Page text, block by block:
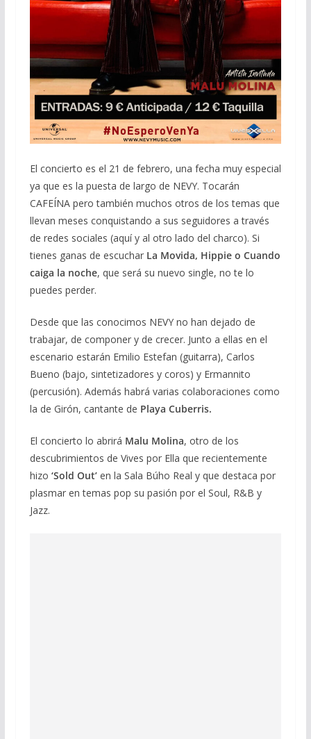
El concierto es el 21 de febrero, una fecha muy especial
ya que es la puesta de largo de NEVY. Tocarán
CAFEÍNA pero también muchos otros de los temas que
llevan meses conquistando a sus seguidores a través
de redes sociales (aquí y al otro lado del charco). Si
tienes ganas de escuchar La Movida, Hippie o Cuando
caiga la noche, que será su nuevo single, no te lo
puedes perder.
Desde que las conocimos NEVY no han dejado de
trabajar, de componer y de crecer. Junto a ellas en el
escenario estarán Emilio Estefan (guitarra), Carlos
Bueno (bajo, sintetizadores y coros) y Ermannito
(percusión). Además habrá varias colaboraciones como
la de Girón, cantante de Playa Cuberris.
El concierto lo abrirá Malu Molina, otro de los
descubrimientos de Vives por Ella que recientemente
hizo ‘Sold Out’en la Sala Búho Real y que destaca por
plasmar en temas pop su pasión por el Soul, R&B y
Jazz.